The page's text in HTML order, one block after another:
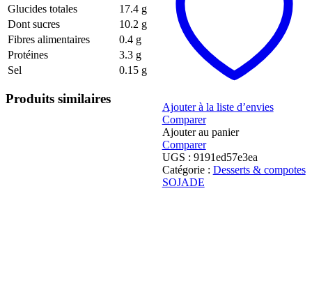
Ajouter à la liste d’envies
Comparer
Ajouter au panier
Comparer
UGS : 9191ed57e3ea
Catégorie : Desserts & compotes
SOJADE
Glucides totales
17.4 g
Dont sucres
10.2 g
Fibres alimentaires
0.4 g
Protéines
3.3 g
Sel
0.15 g
Produits similaires